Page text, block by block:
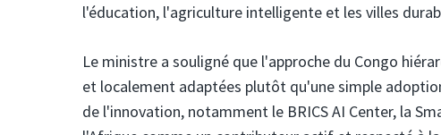
l'éducation, l'agriculture intelligente et les villes
Le ministre a souligné que l'approche du Congo
et localement adaptées plutôt qu'une simple
de l'innovation, notamment le BRICS AI Center, la